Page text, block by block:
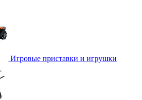
Игровые приставки и игрушки